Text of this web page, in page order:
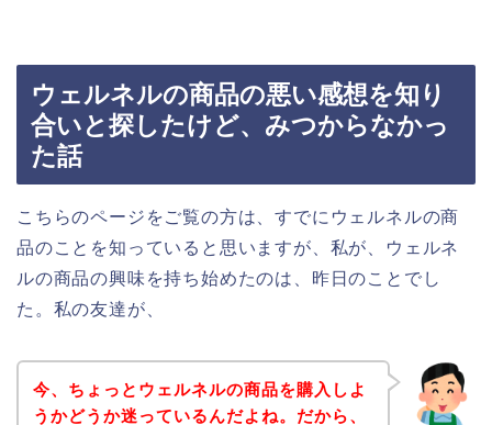
ウェルネルの商品の悪い感想を知り
合いと探したけど、みつからなかっ
た話
こちらのページをご覧の方は、すでにウェルネルの商
品のことを知っていると思いますが、私が、ウェルネ
ルの商品の興味を持ち始めたのは、昨日のことでし
た。私の友達が、
今、ちょっとウェルネルの商品を購入しよ
うかどうか迷っているんだよね。だから、